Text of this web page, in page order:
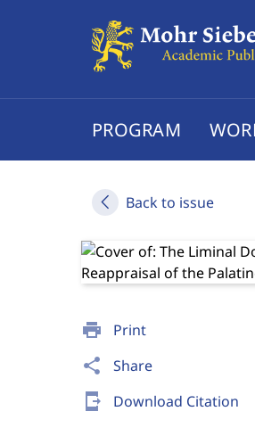
PROGRAM
Back to issue
print Print
share Share
send_to_mobile Download Citation